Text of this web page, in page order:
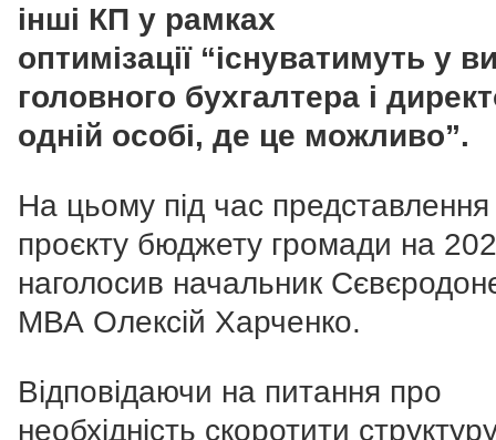
інші КП у рамках
оптимізації “існуватимуть у
головного бухгалтера і
одній особі, де це можливо”.
На цьому під час представлення
проєкту бюджету громади на
наголосив начальник
МВА Олексій Харченко.
Відповідаючи на питання про
необхідність скоротити